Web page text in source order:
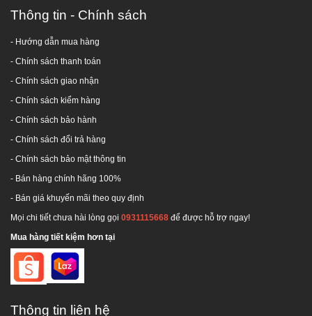
Chi nhánh 1:24 Nguyễn Hữu Cảnh, Dĩ An, Bình Dương
Kho Đồng Nai 2
Kho Thủ Đức:Đường Linh Đông, P. Linh Đông, Q. Thủ Đức, TP.HCM
Kho Bình Chánh:
Hotline: 1800 646486 (
Thông tin - Chính sách
- Hướng dẫn mua hàng
- Chính sách thanh toán
- Chính sách giao nhận
- Chính sách kiểm hàng
- Chính sách bảo hành
- Chính sách đổi trả hàng
- Chính sách bảo mật thông tin
- Bán hàng chính hãng 100%
- Bán giá khuyến mãi theo quy định
Mọi chi tiết chưa hài lòng gọi 0931115668 để được hỗ trợ ngay!
Mua hàng tiết kiệm hơn tại
Thông tin liên hệ